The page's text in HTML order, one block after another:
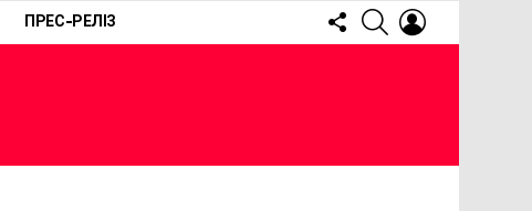
ПРЕС-РЕЛІЗ
FOLLOW
US
SEARCH